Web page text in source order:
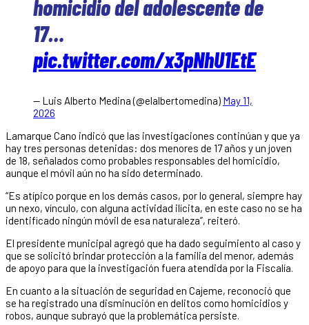
homicidio del adolescente de
17…
pic.twitter.com/x3pNhU1EtE
— Luis Alberto Medina (@elalbertomedina) May 11,
2026
Lamarque Cano indicó que las investigaciones continúan y que ya
hay tres personas detenidas: dos menores de 17 años y un joven
de 18, señalados como probables responsables del homicidio,
aunque el móvil aún no ha sido determinado.
“Es atípico porque en los demás casos, por lo general, siempre hay
un nexo, vínculo, con alguna actividad ilícita, en este caso no se ha
identificado ningún móvil de esa naturaleza”, reiteró.
El presidente municipal agregó que ha dado seguimiento al caso y
que se solicitó brindar protección a la familia del menor, además
de apoyo para que la investigación fuera atendida por la Fiscalía.
En cuanto a la situación de seguridad en Cajeme, reconoció que
se ha registrado una disminución en delitos como homicidios y
robos, aunque subrayó que la problemática persiste.